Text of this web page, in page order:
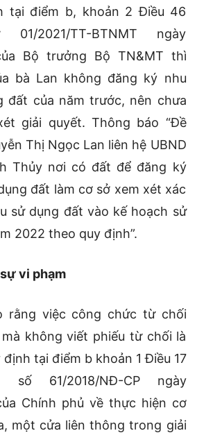
tại điểm b, khoản 2 Điều 46
2021/TT-BTNMT ngày
Bộ trưởng Bộ TN&MT thì
bà Lan không đăng ký nhu
đất của năm trước, nên chưa
giải quyết. Thông báo “Đề
Thị Ngọc Lan liên hệ UBND
Thủy nơi có đất để đăng ký
đất làm cơ sở xem xét xác
sử dụng đất vào kế hoạch sử
2022 theo quy định”.
vi phạm
rằng việc công chức từ chối
không viết phiếu từ chối là
tại điểm b khoản 1 Điều 17
số 61/2018/NĐ-CP ngày
Chính phủ về thực hiện cơ
một cửa liên thông trong giải